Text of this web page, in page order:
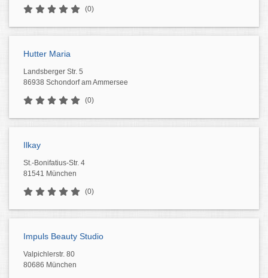
(0)
Hutter Maria
Landsberger Str. 5
86938 Schondorf am Ammersee
(0)
Ilkay
St.-Bonifatius-Str. 4
81541 München
(0)
Impuls Beauty Studio
Valpichlerstr. 80
80686 München